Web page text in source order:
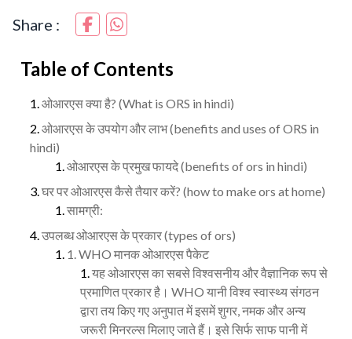
Share :
Table of Contents
ओआरएस क्या है? (What is ORS in hindi)
ओआरएस के उपयोग और लाभ (benefits and uses of ORS in
hindi)
ओआरएस के प्रमुख फायदे (benefits of ors in hindi)
घर पर ओआरएस कैसे तैयार करें? (how to make ors at home)
सामग्री:
उपलब्ध ओआरएस के प्रकार (types of ors)
1. WHO मानक ओआरएस पैकेट
यह ओआरएस का सबसे विश्वसनीय और वैज्ञानिक रूप से
प्रमाणित प्रकार है। WHO यानी विश्व स्वास्थ्य संगठन
द्वारा तय किए गए अनुपात में इसमें शुगर, नमक और अन्य
जरूरी मिनरल्स मिलाए जाते हैं। इसे सिर्फ साफ पानी में